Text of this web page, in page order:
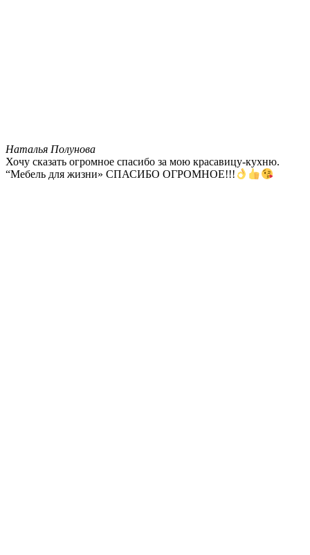
Наталья Полунова
Хочу сказать огромное спасибо за мою красавицу-кухню.
“Мебель для жизни» СПАСИБО ОГРОМНОЕ!!!